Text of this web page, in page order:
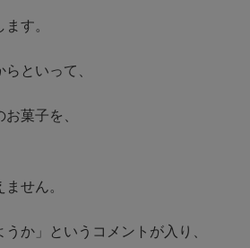
す。
といって、
菓子を、
せん。
うか」というコメントが入り、